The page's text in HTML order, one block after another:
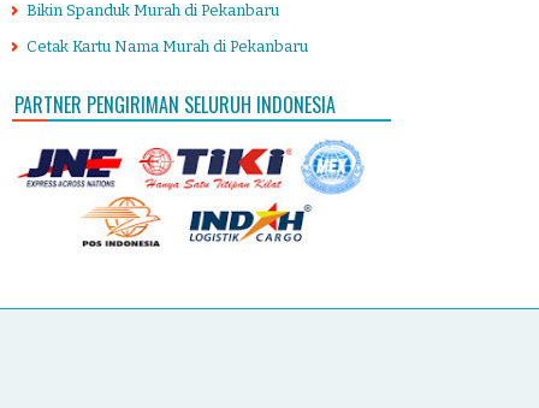
Bikin Spanduk Murah di Pekanbaru
Cetak Kartu Nama Murah di Pekanbaru
PARTNER PENGIRIMAN SELURUH INDONESIA